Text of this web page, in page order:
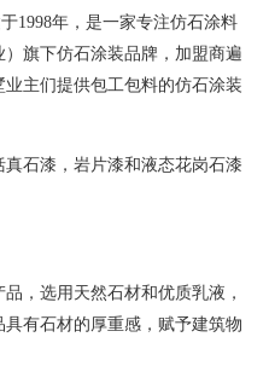
1998年，是一家专注仿石涂料
旗下仿石涂装品牌 ， 加盟商遍
主们提供包工包料的仿石涂装
石漆，岩片漆和液态花岗石漆
，选用天然石材和优质乳液，
有石材的厚重感，赋予建筑物